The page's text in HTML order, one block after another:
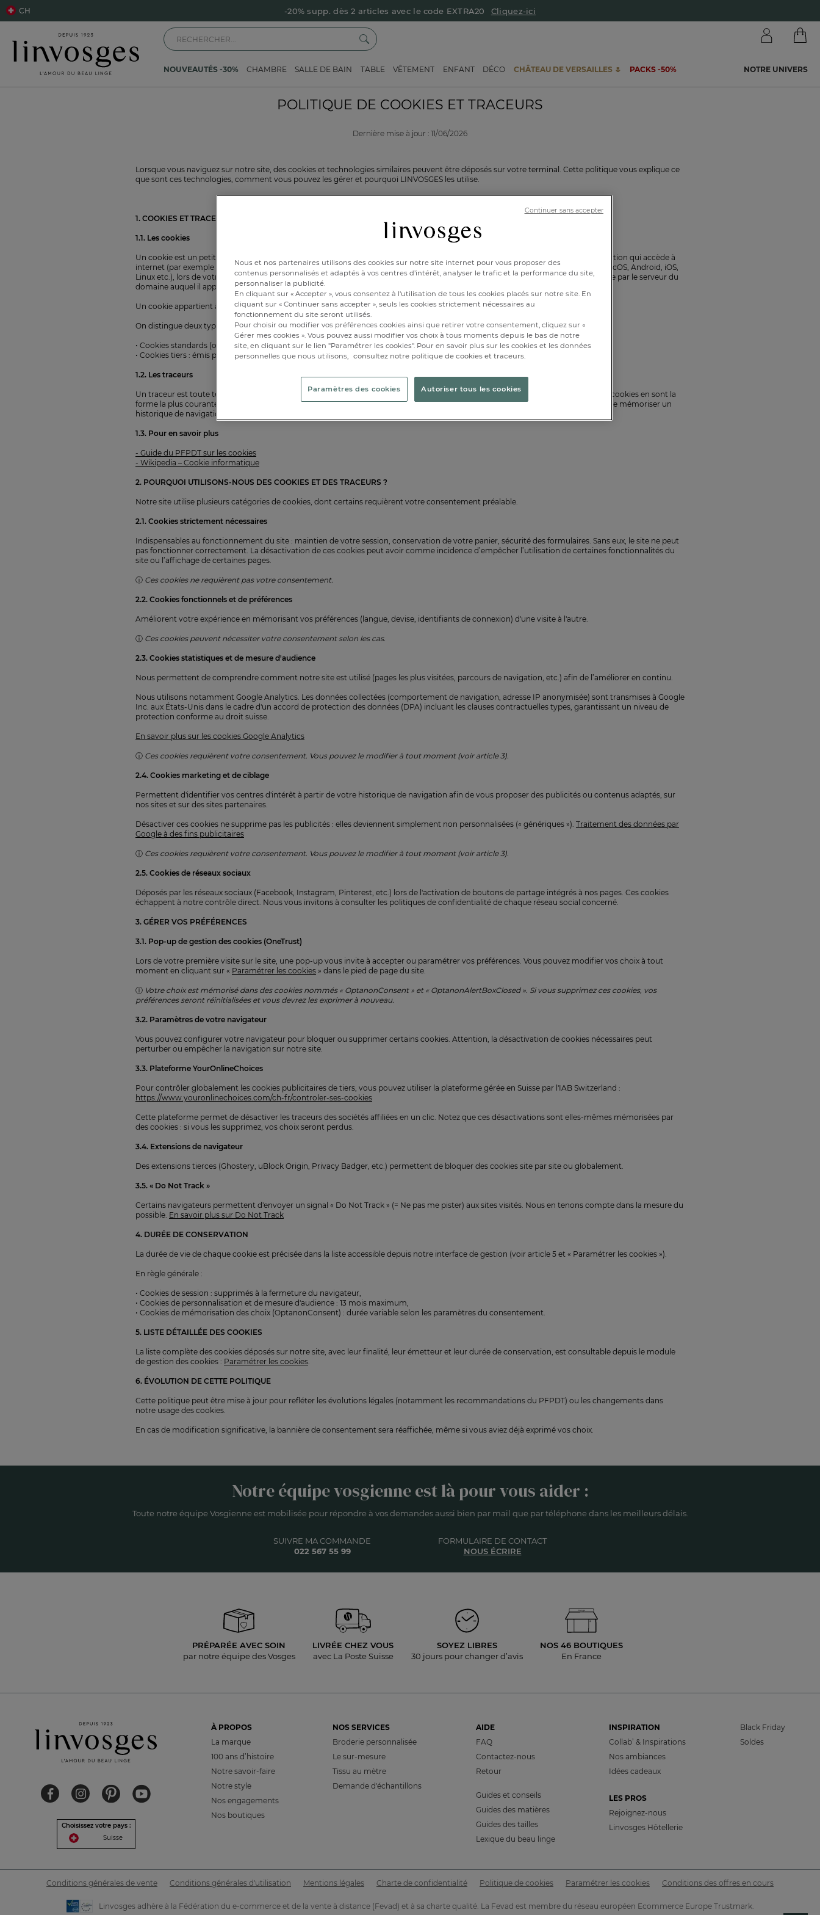
-20% supp. dès 2 articles avec le code EXTRA20 Cliquez-ici
CH
NOUVEAUTÉS -30% CHAMBRE SALLE DE BAIN TABLE VÊTEMENT ENFANT DÉCO CHÂTEAU DE VERSAILLES 🌷 PACKS -50% NOTRE UNIVERS
POLITIQUE DE COOKIES ET TRACEURS
Dernière mise à jour : 11/06/2026
Lorsque vous naviguez sur notre site, des cookies et technologies similaires peuvent être déposés sur votre terminal. Cette politique vous explique ce
que sont ces technologies, comment vous pouvez les gérer et pourquoi LINVOSGES les utilise.
1. COOKIES ET TRACEURS : DE QUOI S'AGIT-IL ?
1.1. Les cookies
Un cookie est un petit fichier déposé sur votre terminal (ordinateur, tablette, smartphone) par votre navigateur, ou par une application qui accède à
internet (par exemple une application mobile sur un smartphone) ou par le système d’exploitation de votre terminal (Windows, MacOS, Android, iOS,
Linux etc.), lors de votre visite sur un site. Il contient des informations (identifiant de session, préférences, etc.) et ne peut être lu que par le serveur du
domaine auquel il appartient.
Un cookie appartient à un domaine donné, a un nom, un contenu et une date d’expiration.
On distingue deux types de cookies :
• Cookies standards (ou dits « de première partie ») : émis directement par le site que vous visitez,
• Cookies tiers : émis par des services intégrés au site (ex. Google Analytics, réseaux sociaux…).
1.2. Les traceurs
Un traceur est toute technologie permettant de reconnaître un même utilisateur à différents moments ou sur différents sites. Les cookies en sont la
forme la plus courante, mais il existe également des pixels de suivi et des empreintes de navigateur. Ces technologies permettent de mémoriser un
historique de navigation et d'en déduire des centres d'intérêt.
1.3. Pour en savoir plus
- Guide du PFPDT sur les cookies
- Wikipedia – Cookie informatique
2. POURQUOI UTILISONS-NOUS DES COOKIES ET DES TRACEURS ?
Notre site utilise plusieurs catégories de cookies, dont certains requièrent votre consentement préalable.
2.1. Cookies strictement nécessaires
Indispensables au fonctionnement du site : maintien de votre session, conservation de votre panier, sécurité des formulaires. Sans eux, le site ne peut
pas fonctionner correctement. La désactivation de ces cookies peut avoir comme incidence d’empêcher l’utilisation de certaines fonctionnalités du
site ou l’affichage de certaines pages.
ⓘ Ces cookies ne requièrent pas votre consentement.
2.2. Cookies fonctionnels et de préférences
Améliorent votre expérience en mémorisant vos préférences (langue, devise, identifiants de connexion) d'une visite à l'autre.
ⓘ Ces cookies peuvent nécessiter votre consentement selon les cas.
2.3. Cookies statistiques et de mesure d'audience
Nous permettent de comprendre comment notre site est utilisé (pages les plus visitées, parcours de navigation, etc.) afin de l’améliorer en continu.
Nous utilisons notamment Google Analytics. Les données collectées (comportement de navigation, adresse IP anonymisée) sont transmises à Google
Inc. aux États-Unis dans le cadre d'un accord de protection des données (DPA) incluant les clauses contractuelles types, garantissant un niveau de
protection conforme au droit suisse.
En savoir plus sur les cookies Google Analytics
ⓘ Ces cookies requièrent votre consentement. Vous pouvez le modifier à tout moment (voir article 3).
2.4. Cookies marketing et de ciblage
Permettent d'identifier vos centres d'intérêt à partir de votre historique de navigation afin de vous proposer des publicités ou contenus adaptés, sur
nos sites et sur des sites partenaires.
Désactiver ces cookies ne supprime pas les publicités : elles deviennent simplement non personnalisées (« génériques »). Traitement des données par
Google à des fins publicitaires
ⓘ Ces cookies requièrent votre consentement. Vous pouvez le modifier à tout moment (voir article 3).
2.5. Cookies de réseaux sociaux
Déposés par les réseaux sociaux (Facebook, Instagram, Pinterest, etc.) lors de l'activation de boutons de partage intégrés à nos pages. Ces cookies
échappent à notre contrôle direct. Nous vous invitons à consulter les politiques de confidentialité de chaque réseau social concerné.
3. GÉRER VOS PRÉFÉRENCES
3.1. Pop-up de gestion des cookies (OneTrust)
Lors de votre première visite sur le site, une pop-up vous invite à accepter ou paramétrer vos préférences. Vous pouvez modifier vos choix à tout
moment en cliquant sur « Paramétrer les cookies » dans le pied de page du site.
ⓘ Votre choix est mémorisé dans des cookies nommés « OptanonConsent » et « OptanonAlertBoxClosed ». Si vous supprimez ces cookies, vos
préférences seront réinitialisées et vous devrez les exprimer à nouveau.
3.2. Paramètres de votre navigateur
Vous pouvez configurer votre navigateur pour bloquer ou supprimer certains cookies. Attention, la désactivation de cookies nécessaires peut
perturber ou empêcher la navigation sur notre site.
3.3. Plateforme YourOnlineChoices
Pour contrôler globalement les cookies publicitaires de tiers, vous pouvez utiliser la plateforme gérée en Suisse par l'IAB Switzerland :
https://www.youronlinechoices.com/ch-fr/controler-ses-cookies
Cette plateforme permet de désactiver les traceurs des sociétés affiliées en un clic. Notez que ces désactivations sont elles-mêmes mémorisées par
des cookies : si vous les supprimez, vos choix seront perdus.
3.4. Extensions de navigateur
Des extensions tierces (Ghostery, uBlock Origin, Privacy Badger, etc.) permettent de bloquer des cookies site par site ou globalement.
3.5. « Do Not Track »
Certains navigateurs permettent d'envoyer un signal « Do Not Track » (= Ne pas me pister) aux sites visités. Nous en tenons compte dans la mesure du
possible. En savoir plus sur Do Not Track
4. DURÉE DE CONSERVATION
La durée de vie de chaque cookie est précisée dans la liste accessible depuis notre interface de gestion (voir article 5 et « Paramétrer les cookies »).
En règle générale :
• Cookies de session : supprimés à la fermeture du navigateur,
• Cookies de personnalisation et de mesure d'audience : 13 mois maximum,
• Cookies de mémorisation des choix (OptanonConsent) : durée variable selon les paramètres du consentement.
5. LISTE DÉTAILLÉE DES COOKIES
La liste complète des cookies déposés sur notre site, avec leur finalité, leur émetteur et leur durée de conservation, est consultable depuis le module
de gestion des cookies : Paramétrer les cookies.
6. ÉVOLUTION DE CETTE POLITIQUE
Cette politique peut être mise à jour pour refléter les évolutions légales (notamment les recommandations du PFPDT) ou les changements dans
notre usage des cookies.
En cas de modification significative, la bannière de consentement sera réaffichée, même si vous aviez déjà exprimé vos choix.
Notre équipe vosgienne est là pour vous aider :
Toute notre équipe Vosgienne est mobilisée pour répondre à vos demandes aussi bien par mail que par téléphone dans les meilleurs délais.
SUIVRE MA COMMANDE
022 567 55 99
FORMULAIRE DE CONTACT
NOUS ÉCRIRE
PRÉPARÉE AVEC SOIN
par notre équipe des Vosges
LIVRÉE CHEZ VOUS
avec La Poste Suisse
SOYEZ LIBRES
30 jours pourchanger d’avis
NOS 46 BOUTIQUES
En France
Choisissez votre pays :
Suisse
À PROPOS
La marque
100 ans d’histoire
Notre savoir-faire
Notre style
Nos engagements
Nos boutiques
NOS SERVICES
Broderie personnalisée
Le sur-mesure
Tissu au mètre
Demande d'échantillons
AIDE
FAQ
Contactez-nous
Retour
Guides et conseils
Guides des matières
Guides des tailles
Lexique du beau linge
INSPIRATION
Collab’ & Inspirations
Nos ambiances
Idées cadeaux
LES PROS
Rejoignez-nous
Linvosges Hôtellerie
Black Friday
Soldes
Conditions générales de vente Conditions générales d'utilisation Mentions légales Charte de confidentialité Politique de cookies Paramétrer les cookies Conditions des offres en cours
Linvosges adhère à la Fédération du e-commerce et de la vente à distance (Fevad) et à sa charte qualité. La Fevad est membre du réseau européen Ecommerce Europe Trustmark.
Nous et nos partenaires utilisons des cookies sur notre site internet pour vous proposer des
contenus personnalisés et adaptés à vos centres d’intérêt, analyser le trafic et la performance du site,
personnaliser la publicité.
En cliquant sur « Accepter », vous consentez à l'utilisation de tous les cookies placés sur notre site. En
cliquant sur « Continuer sans accepter », seuls les cookies strictement nécessaires au
fonctionnement du site seront utilisés.
Pour choisir ou modifier vos préférences cookies ainsi que retirer votre consentement, cliquez sur «
Gérer mes cookies ». Vous pouvez aussi modifier vos choix à tous moments depuis le bas de notre
site, en cliquant sur le lien "Paramétrer les cookies". Pour en savoir plus sur les cookies et les données
personnelles que nous utilisons, consultez notre politique de cookies et traceurs.
Paramètres des cookies Autoriser tous les cookies
Continuer sans accepter